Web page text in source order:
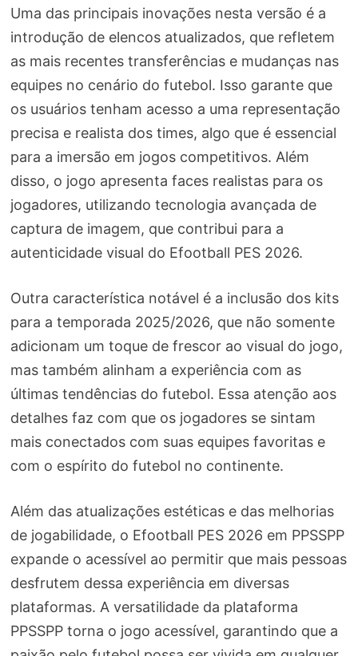
Uma das principais inovações nesta versão é a
introdução de elencos atualizados, que refletem
as mais recentes transferências e mudanças nas
equipes no cenário do futebol. Isso garante que
os usuários tenham acesso a uma representação
precisa e realista dos times, algo que é essencial
para a imersão em jogos competitivos. Além
disso, o jogo apresenta faces realistas para os
jogadores, utilizando tecnologia avançada de
captura de imagem, que contribui para a
autenticidade visual do Efootball PES 2026.
Outra característica notável é a inclusão dos kits
para a temporada 2025/2026, que não somente
adicionam um toque de frescor ao visual do jogo,
mas também alinham a experiência com as
últimas tendências do futebol. Essa atenção aos
detalhes faz com que os jogadores se sintam
mais conectados com suas equipes favoritas e
com o espírito do futebol no continente.
Além das atualizações estéticas e das melhorias
de jogabilidade, o Efootball PES 2026 em PPSSPP
expande o acessível ao permitir que mais pessoas
desfrutem dessa experiência em diversas
plataformas. A versatilidade da plataforma
PPSSPP torna o jogo acessível, garantindo que a